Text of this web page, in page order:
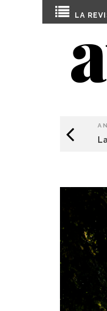
LA